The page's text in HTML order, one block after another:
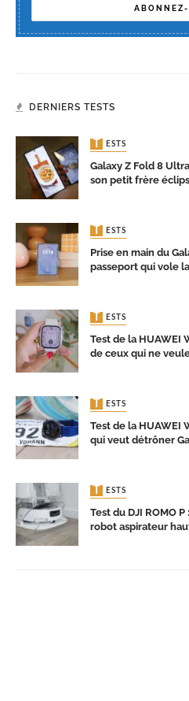
DERNIERS TESTS
TESTS
Galaxy Z Fold 8
son petit frère
TESTS
Prise en main du
passeport qui vole
TESTS
Test de la HUAWEI
de ceux qui ne
TESTS
Test de la HUAWEI
qui veut détrôner
TESTS
Test du DJI ROMO
robot aspirateur